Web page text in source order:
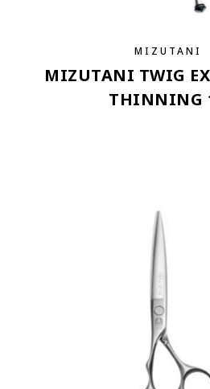
MIZUTANI
MIZUTANI TWIG
THINNING